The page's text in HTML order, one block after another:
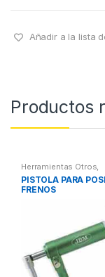
Añadir a la lista
Productos
Herramientas Otros,
Herramientas Frenos
Refrigeración
PISTOLA PARA
FRENOS